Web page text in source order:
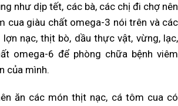
như dịp tết, các bà, các chị đi chợ nên
cua giàu chất omega-3 nói trên và các
nạc, thịt bò, dầu thực vật, vừng, lạc,
omega-6 để phòng chữa bệnh viêm
của mình.
ăn các món thịt nạc, cá tôm cua có